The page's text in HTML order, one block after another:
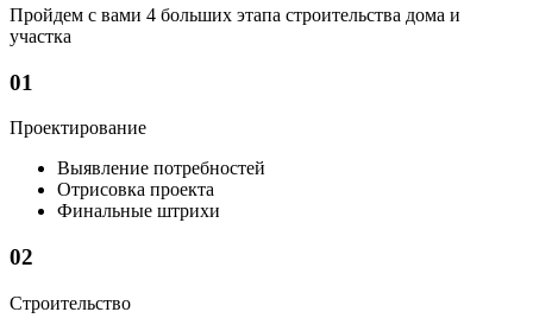
Пройдем с вами 4 больших этапа строительства дома и
участка
01
Проектирование
Выявление потребностей
Отрисовка проекта
Финальные штрихи
02
Строительство